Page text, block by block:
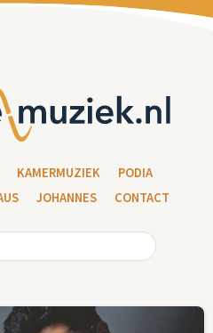
KAMERMUZIEK
PODIA
JOHANNES CONTACT